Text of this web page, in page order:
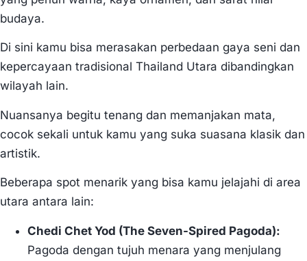
budaya.
Di sini kamu bisa merasakan perbedaan gaya seni dan
kepercayaan tradisional Thailand Utara dibandingkan
wilayah lain.
Nuansanya begitu tenang dan memanjakan mata,
cocok sekali untuk kamu yang suka suasana klasik dan
artistik.
Beberapa spot menarik yang bisa kamu jelajahi di area
utara antara lain:
Chedi Chet Yod (The Seven-Spired Pagoda):
Pagoda dengan tujuh menara yang menjulang